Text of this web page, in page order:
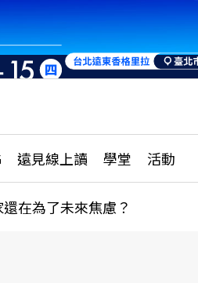
見未來 與世界領袖
遠見線上讀 學堂 活動
更多訂閱方案
在為了未來焦慮？